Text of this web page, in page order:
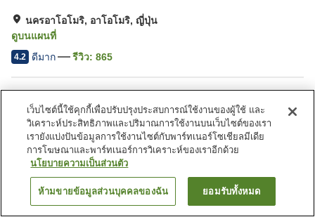
นครอาโอโมริ, อาโอโมริ, ญี่ปุ่น
ดูบนแผนที่
4.2 ดีมาก รีวิว: 865
Wi-Fi
ร้านอาหาร
มีพื้นที่สำหรับสูบบุหรี่
ตู้จำหน่ายอัตโนมัติ
หน้าแรก ญี่ปุ่น อาโอโมริ
Hotel Sunroute Aomori
ค้นหาห้องพัก
เว็บไซต์นี้ใช้คุกกี้เพื่อปรับปรุงประสบการณ์ใช้งานของผู้ใช้ และ
วิเคราะห์ประสิทธิภาพและปริมาณการใช้งานบนเว็บไซต์ของเรา
เรายังแบ่งปันข้อมูลการใช้งานไซต์กับพาร์ทเนอร์โซเชียลมีเดีย
การโฆษณาและพาร์ทเนอร์การวิเคราะห์ของเราอีกด้วย
นโยบายความเป็นส่วนตัว
ห้ามขายข้อมูลส่วนบุคคลของฉัน ยอมรับทั้งหมด